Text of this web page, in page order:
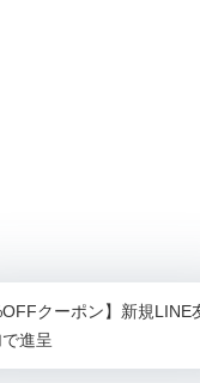
ショップに質問する